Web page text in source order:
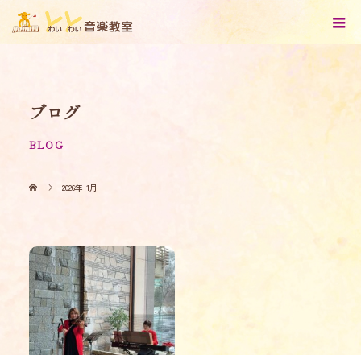
ブログ
BLOG
2026年 1月